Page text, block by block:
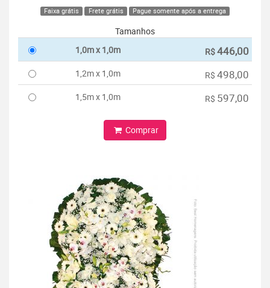
Faixa grátis Frete grátis Pague somente após a entrega
Tamanhos
1,0m x 1,0m
R$446,00
1,2m x 1,0m R$ 498,00
1,5m x 1,0m R$ 597,00
Comprar